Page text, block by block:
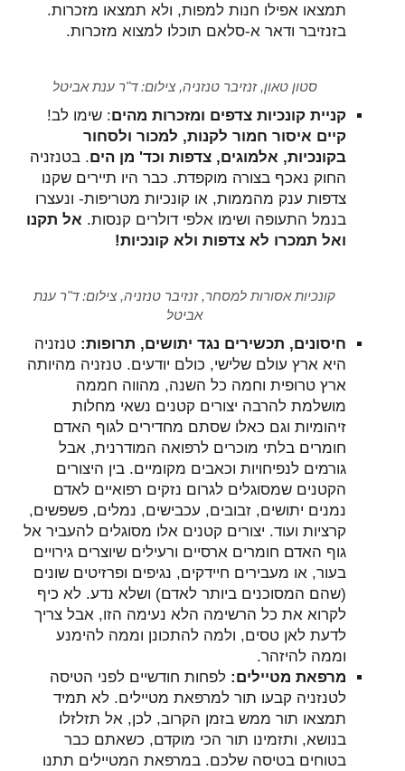
תמצאו אפילו חנות למפות, ולא תמצאו מזכרות.
בזנזיבר ודאר א-סלאם תוכלו למצוא מזכרות.
סטון טאון, זנזיבר טנזניה, צילום: ד"ר ענת אביטל
קניית קונכיות צדפים ומזכרות מהים: שימו לב!
קיים איסור חמור לקנות, למכור ולסחור
בקונכיות, אלמוגים, צדפות וכד' מן הים. בטנזניה
החוק נאכף בצורה מוקפדת. כבר היו תיירים שקנו
צדפות ענק מהממות, או קונכיות מטריפות- ונעצרו
בנמל התעופה ושימו אלפי דולרים קנסות. אל תקנו
ואל תמכרו לא צדפות ולא קונכיות!
קונכיות אסורות למסחר, זנזיבר טנזניה, צילום: ד"ר ענת
אביטל
חיסונים, תכשירים נגד יתושים, תרופות: טנזניה
היא ארץ עולם שלישי, כולם יודעים. טנזניה מהיותה
ארץ טרופית וחמה כל השנה, מהווה חממה
מושלמת להרבה יצורים קטנים נשאי מחלות
זיהומיות וגם כאלו שסתם מחדירים לגוף האדם
חומרים בלתי מוכרים לרפואה המודרנית, אבל
גורמים לנפיחויות וכאבים מקומיים. בין היצורים
הקטנים שמסוגלים לגרום נזקים רפואיים לאדם
נמנים יתושים, זבובים, עכבישים, נמלים, פשפשים,
קרציות ועוד. יצורים קטנים אלו מסוגלים להעביר אל
גוף האדם חומרים ארסיים ורעילים שיוצרים גירויים
בעור, או מעבירים חיידקים, נגיפים ופרזיטים שונים
(שהם המסוכנים ביותר לאדם) ושלא נדע. לא כיף
לקרוא את כל הרשימה הלא נעימה הזו, אבל צריך
לדעת לאן טסים, ולמה להתכונן וממה להימנע
וממה להיזהר.
מרפאת מטיילים: לפחות חודשיים לפני הטיסה
לטנזניה קבעו תור למרפאת מטיילים. לא תמיד
תמצאו תור ממש בזמן הקרוב, לכן, אל תזלזלו
בנושא, ותזמינו תור הכי מוקדם, כשאתם כבר
בטוחים בטיסה שלכם. במרפאת המטיילים תתנו